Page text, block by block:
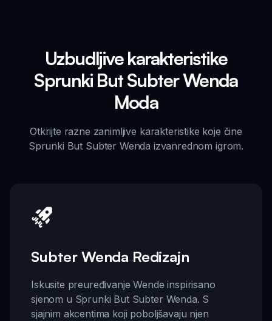
Uzbudljive karakteristike
Sprunki But Subter Wenda
Moda
Otkrijte razne zanimljive karakteristike koje čine
Sprunki But Subter Wenda izvanrednom igrom.
Subter Wenda Redizajn
Iskusite preuređivanje Wende inspirisano
sjenom u Sprunki But Subter Wenda. S
sjajnim akcentima koji poboljšavaju njen